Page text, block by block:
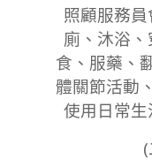
照顧服務
廁、沐浴
食、服藥、
體關節活動
使用日常生